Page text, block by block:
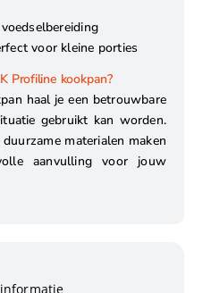
voor kleine porties
Profiline kookpan?
haal je een betrouwbare
gebruikt kan worden.
materialen maken
aanvulling voor jouw